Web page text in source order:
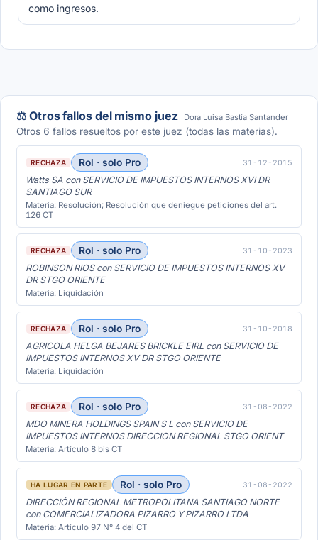
como ingresos.
⚖️ Otros fallos del mismo juez Dora Luisa Bastía Santander
Otros 6 fallos resueltos por este juez (todas las materias).
RECHAZA Rol · solo Pro 31-12-2015
Watts SA con SERVICIO DE IMPUESTOS INTERNOS XVI DR
SANTIAGO SUR
Materia: Resolución; Resolución que deniegue peticiones del art.
126 CT
RECHAZA Rol · solo Pro 31-10-2023
ROBINSON RIOS con SERVICIO DE IMPUESTOS INTERNOS XV
DR STGO ORIENTE
Materia: Liquidación
RECHAZA Rol · solo Pro 31-10-2018
AGRICOLA HELGA BEJARES BRICKLE EIRL con SERVICIO DE
IMPUESTOS INTERNOS XV DR STGO ORIENTE
Materia: Liquidación
RECHAZA Rol · solo Pro 31-08-2022
MDO MINERA HOLDINGS SPAIN S L con SERVICIO DE
IMPUESTOS INTERNOS DIRECCION REGIONAL STGO ORIENT
Materia: Artículo 8 bis CT
HA LUGAR EN PARTE Rol · solo Pro 31-08-2022
DIRECCIÓN REGIONAL METROPOLITANA SANTIAGO NORTE
con COMERCIALIZADORA PIZARRO Y PIZARRO LTDA
Materia: Artículo 97 N° 4 del CT